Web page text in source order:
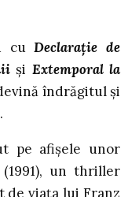
cuDeclaraţie de
şi Extemporal la
îndrăgitul şi
pe afişele unor
(1991), un thriller
de viaţa lui Franz